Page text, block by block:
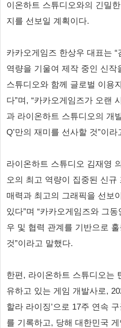
이온하트 스튜디오와의 긴밀
지를 선보일 계획이다.
카카오게임즈 한상우 대표는
역량을 기울여 제작 중인 신작
스튜디오와 함께 글로벌 이용
다”며, “카카오게임즈가 오랜
과 라이온하트 스튜디오의 개
Q’만의 재미를 선사할 것”이라
라이온하트 스튜디오 김재영
오의 최고 역량이 집중된 신규
매력과 최고의 그래픽을 선보
있다”며 “카카오게임즈와 그
우 및 협력 관계를 기반으로
것”이라고 말했다.
한편, 라이온하트 스튜디오는
유하고 있는 게임 개발사로,
할라 라이징’으로 17주 연속
를 기록하고, 당해 대한민국